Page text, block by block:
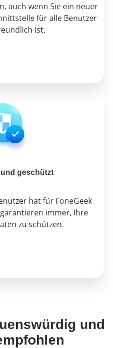
auch wenn Sie ein neuer
für alle Benutzer
ist.
geschützt
hat für FoneGeek
immer, Ihre
zu schützen.
und